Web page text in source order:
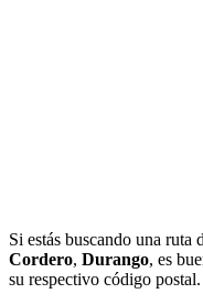
Si estás buscando una ruta
Cordero, Durango, es
su respectivo código postal.